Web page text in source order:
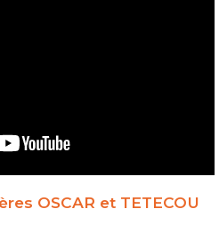
OSCAR et TETECOU